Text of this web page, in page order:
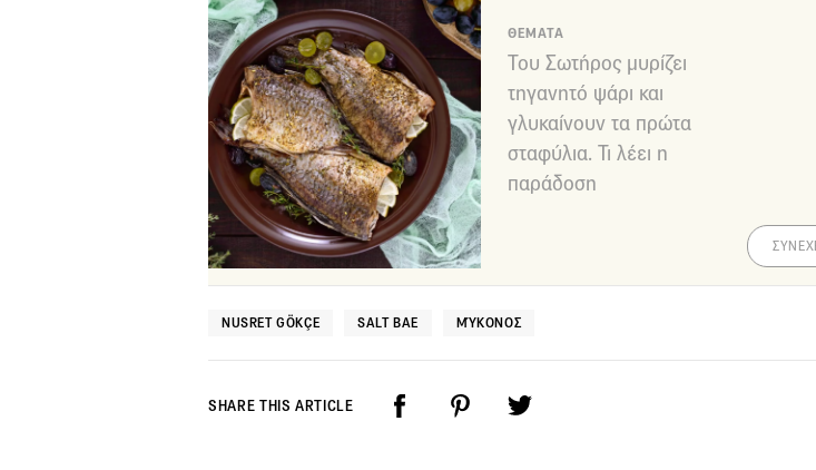
ΘΕΜΑΤΑ
Του Σωτήρος μυρίζει
τηγανητό ψάρι και
γλυκαίνουν τα πρώτα
σταφύλια. Τι λέει η
παράδοση
NUSRET GÖKÇE SALT BAE ΜΎΚΟΝΟΣ
SHARE THIS ARTICLE